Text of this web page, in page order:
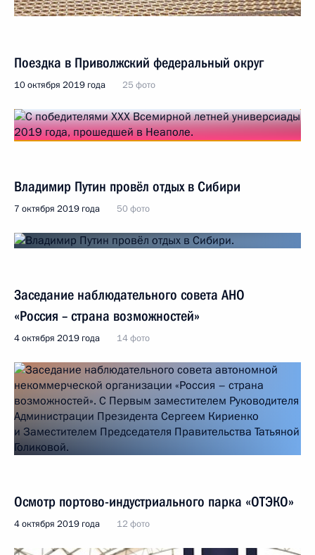
Поездка в Приволжский федеральный округ
10 октября 2019 года 25 фото
Владимир Путин провёл отдых в Сибири
7 октября 2019 года 50 фото
Заседание наблюдательного совета АНО
«Россия – страна возможностей»
4 октября 2019 года 14 фото
Осмотр портово-индустриального парка «ОТЭКО»
4 октября 2019 года 12 фото